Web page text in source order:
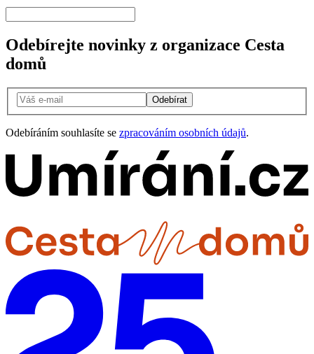
Odebírejte novinky z organizace Cesta
domů
Odebírat
Odebíráním souhlasíte se zpracováním osobních údajů.